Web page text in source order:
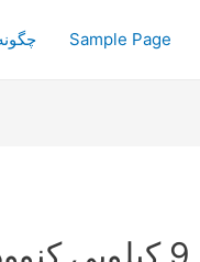
Sample Page